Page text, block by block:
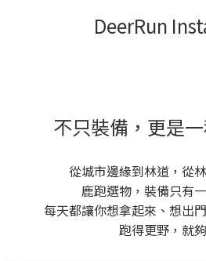
DeerRun
不只裝備，更是
從城市邊緣到林道，從
鹿跑選物，裝備只有
每天都讓你想拿起來、想出
跑得更野，就